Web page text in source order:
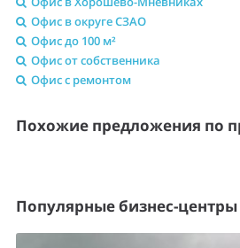
Офис в округе СЗАО
Офис до 100 м²
Офис от собственника
Офис с ремонтом
Похожие предложения по
Популярные бизнес-центры